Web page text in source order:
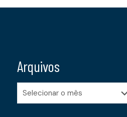
Arquivos
Arquivos